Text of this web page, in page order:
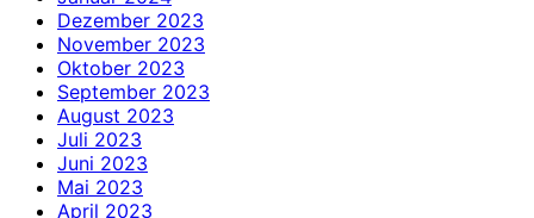
Dezember 2023
November 2023
Oktober 2023
September 2023
August 2023
Juli 2023
Juni 2023
Mai 2023
April 2023